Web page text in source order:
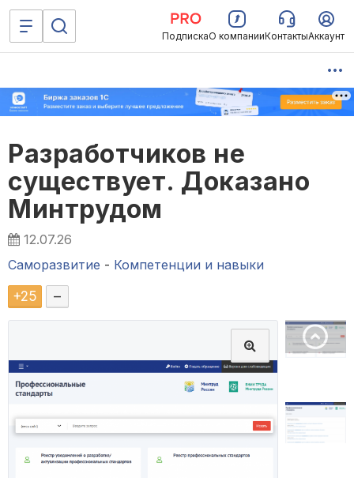
ПодпискаО компанииКонтактыАккаунт
Разработчиков не
существует. Доказано
Минтрудом
12.07.26
Саморазвитие - Компетенции и навыки
+25 –